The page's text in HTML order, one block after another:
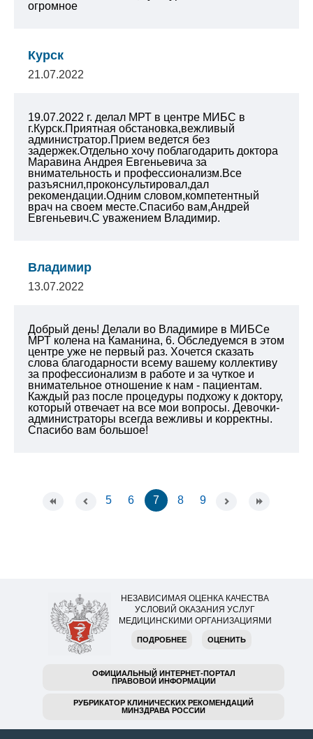
огромное
Курск
21.07.2022
19.07.2022 г. делал МРТ в центре МИБС в
г.Курск.Приятная обстановка,вежливый
администратор.Прием ведется без
задержек.Отдельно хочу поблагодарить доктора
Маравина Андрея Евгеньевича за
внимательность и профессионализм.Все
разъяснил,проконсультировал,дал
рекомендации.Одним словом,компетентный
врач на своем месте.Спасибо вам,Андрей
Евгеньевич.С уважением Владимир.
Владимир
13.07.2022
Добрый день! Делали во Владимире в МИБСе
МРТ колена на Каманина, 6. Обследуемся в этом
центре уже не первый раз. Хочется сказать
слова благодарности всему вашему коллективу
за профессионализм в работе и за чуткое и
внимательное отношение к нам - пациентам.
Каждый раз после процедуры подхожу к доктору,
который отвечает на все мои вопросы. Девочки-
администраторы всегда вежливы и корректны.
Спасибо вам большое!
5 6 7 8 9
НЕЗАВИСИМАЯ ОЦЕНКА КАЧЕСТВА
УСЛОВИЙ ОКАЗАНИЯ УСЛУГ
МЕДИЦИНСКИМИ ОРГАНИЗАЦИЯМИ
ПОДРОБНЕЕ ОЦЕНИТЬ
ОФИЦИАЛЬНЫЙ ИНТЕРНЕТ-ПОРТАЛ
ПРАВОВОЙ ИНФОРМАЦИИ
РУБРИКАТОР КЛИНИЧЕСКИХ РЕКОМЕНДАЦИЙ
МИНЗДРАВА РОССИИ